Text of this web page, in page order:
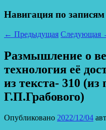
Навигация по записям
← Предыдущая Следующая
Размышление о
технология её
из текста- 310 (из
Г.П.Грабового)
Опубликовано 2022/12/04